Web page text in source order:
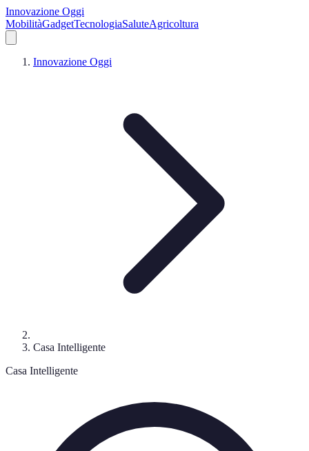
Innovazione Oggi
MobilitàGadgetTecnologiaSaluteAgricoltura
Innovazione Oggi
Casa Intelligente
Casa Intelligente